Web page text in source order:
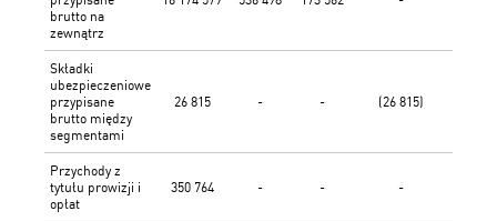
brutto na
zewnątrz
Składki
ubezpieczeniowe
przypisane
brutto między
segmentami
26 815 - - (26 815)
Przychody z
tytułu prowizji i
opłat
350 764 - - -